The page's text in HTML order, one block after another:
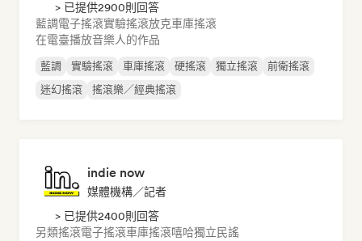
> 已提供2900則回答
藍調電子搖滾實驗搖滾放克車庫搖滾
在電臺播放音樂人的作品
藍調 實驗搖滾 車庫搖滾 硬搖滾 獨立搖滾
前衛搖滾
迷幻搖滾
搖滾樂／經典搖滾
indie now
媒體機構／記者
> 已提供2400則回答
另類搖滾電子搖滾車庫搖滾嘻哈獨立民謠